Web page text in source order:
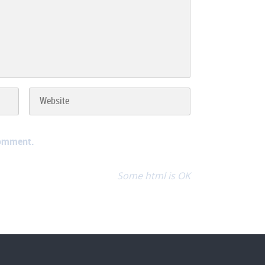
Some html is OK